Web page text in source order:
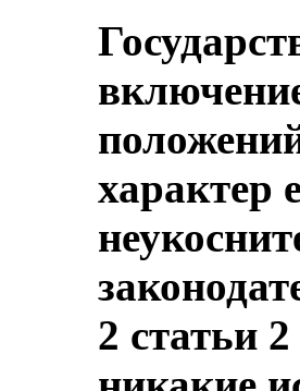
характер
2 статьи